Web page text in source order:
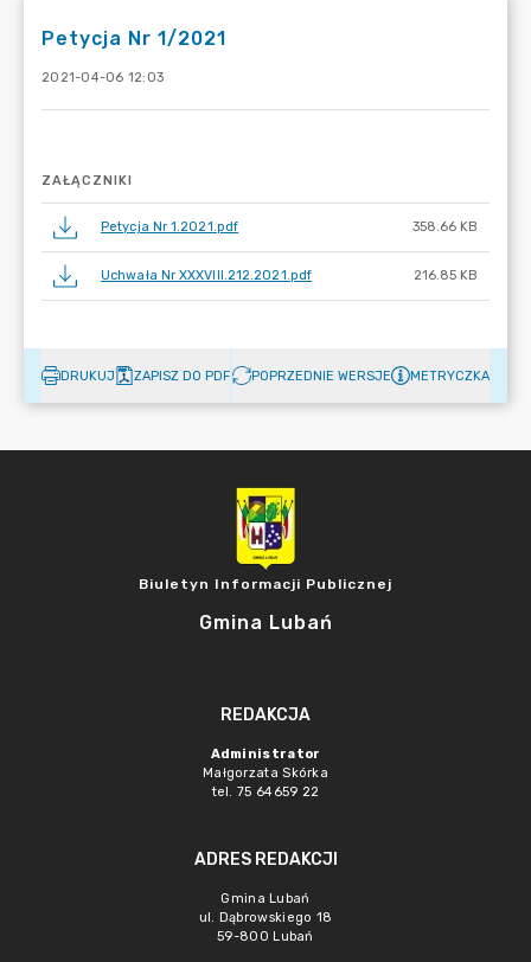
Petycja Nr 1/2021
2021-04-06 12:03
ZAŁĄCZNIKI
Petycja Nr 1.2021.pdf 358.66 KB
Uchwała Nr XXXVIII.212.2021.pdf 216.85 KB
DRUKUJ ZAPISZ DO PDF POPRZEDNIE WERSJE METRYCZKA
Biuletyn Informacji Publicznej
Gmina Lubań
REDAKCJA
Administrator
Małgorzata Skórka
tel. 75 64659 22
ADRES REDAKCJI
Gmina Lubań
ul. Dąbrowskiego 18
59-800 Lubań